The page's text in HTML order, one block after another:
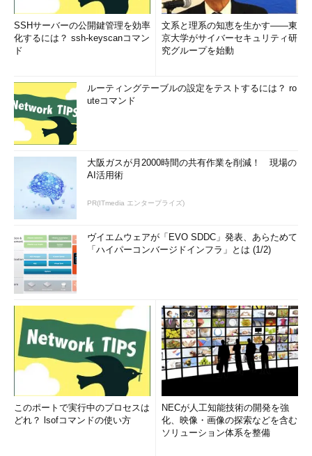
SSHサーバーの公開鍵管理を効率
化するには？ ssh-keyscanコマン
ド
文系と理系の知恵を生かす――東
京大学がサイバーセキュリティ研
究グループを始動
ルーティングテーブルの設定をテストするには？ ro
uteコマンド
大阪ガスが月2000時間の共有作業を削減！ 現場の
AI活用術
PR(ITmedia エンタープライズ)
ヴイエムウェアが「EVO SDDC」発表、あらためて
「ハイパーコンバージドインフラ」とは (1/2)
このポートで実行中のプロセスは
どれ？ lsofコマンドの使い方
NECが人工知能技術の開発を強
化、映像・画像の探索などを含む
ソリューション体系を整備